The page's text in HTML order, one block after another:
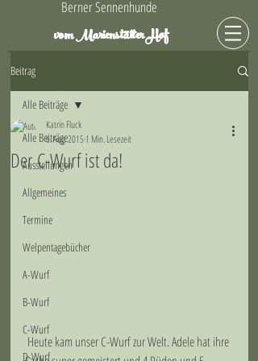
Berner Sennenhunde
vom MarienstätterHof
Beitrag
Alle Beiträge
Ausstellungen
Allgemeines
Termine
Welpentagebücher
A-Wurf
B-Wurf
C-Wurf
D-Wurf
Alle Beiträge
Der C-Wurf ist da!
Katrin Fluck
6. Aug. 20151 Min. Lesezeit